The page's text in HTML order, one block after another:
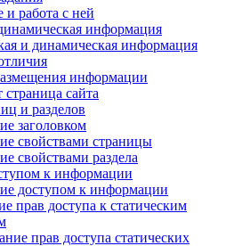
работа с ней
информация
и динамическая информация
информации
страница сайта
и разделов
заголовком
свойствами страницы
свойствами раздела
к информации
доступом к информации
прав доступа к статическим
прав доступа статических